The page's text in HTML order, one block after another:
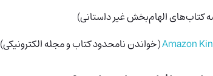
کتاب‌های الهام‌بخش غیر داستانی)
(خواندن نامحدود کتاب و مجله الکترونیکی)